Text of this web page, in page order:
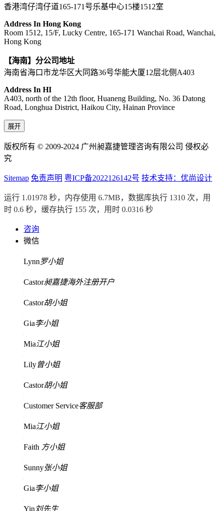
香港湾仔湾仔道165-171号乐基中心15楼1512室
Address In Hong Kong
Room 1512, 15/F, Lucky Centre, 165-171 Wanchai Road, Wanchai,
Hong Kong
【海南】分公司地址
海南省海口市龙华区大同路36号华能大厦12层北侧A403
Address In HI
A403, north of the 12th floor, Huaneng Building, No. 36 Datong
Road, Longhua District, Haikou City, Hainan Province
展开
版权所有 © 2009-2024 广州昶嘉捷管理咨询有限公司 侵权必
究
Sitemap 免责声明 粤ICP备2022126142号 技术支持：优尚设计
运行 1.01978 秒，内存使用 6.7MB，数据库执行 1310 次，用
时 0.6 秒，缓存执行 155 次，用时 0.0316 秒
咨询
微信
Lynn罗小姐
Castor昶嘉捷海外注册开户
Castor胡小姐
Gia李小姐
Mia江小姐
Lily曾小姐
Castor胡小姐
Customer Service客服部
Mia江小姐
Faith 方小姐
Sunny张小姐
Gia李小姐
Yin 刘先生